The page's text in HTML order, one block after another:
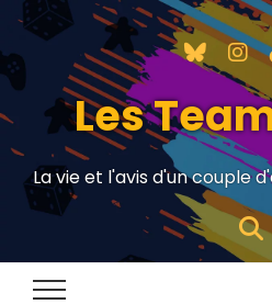
Les
La vie et l'avis d'un couple